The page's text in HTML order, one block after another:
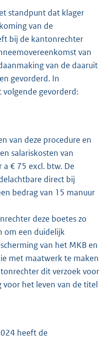
standpunt dat klager
van de
bij de kantonrechter
van
van de daaruit
gevorderd. In
gevorderd:
van deze procedure en
salariskosten van
€ 75 excl. btw. De
direct bij
bedrag van 15 manuur
deze boetes zo
om een duidelijk
van het MKB en
met maatwerk te maken
dit verzoek voor
voor het leven van de titel
heeft de